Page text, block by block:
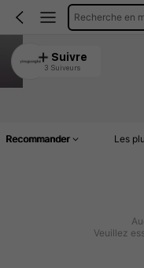
Recherche en
yiwuguangkai
4.88
Suivre
3 Suiveurs
Recommander Les
Veuillez